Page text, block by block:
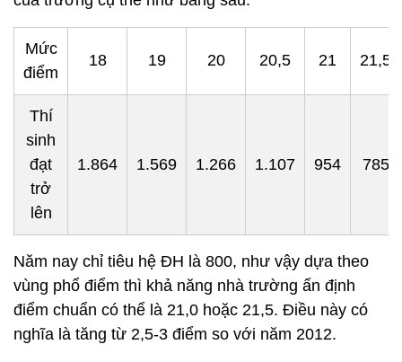
Mức
điểm
18 19 20 20,5 21 21,5
Thí
sinh
đạt
trở
lên
1.864 1.569 1.266 1.107 954 785
Năm nay chỉ tiêu hệ ĐH là 800, như vậy dựa theo
vùng phổ điểm thì khả năng nhà trường ấn định
điểm chuẩn có thể là 21,0 hoặc 21,5. Điều này có
nghĩa là tăng từ 2,5-3 điểm so với năm 2012.